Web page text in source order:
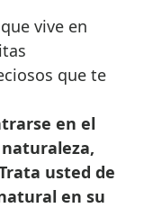
vive en
que te
en el
usted de
en su